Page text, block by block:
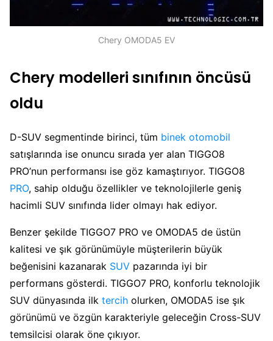
Chery OMODA5 EV
Chery modelleri sınıfının öncüsü
oldu
D-SUV segmentinde birinci, tüm binek otomobil
satışlarında ise onuncu sırada yer alan TIGGO8
PRO’nun performansı ise göz kamaştırıyor. TIGGO8
PRO, sahip olduğu özellikler ve teknolojilerle geniş
hacimli SUV sınıfında lider olmayı hak ediyor.
Benzer şekilde TIGGO7 PRO ve OMODA5 de üstün
kalitesi ve şık görünümüyle müşterilerin büyük
beğenisini kazanarak SUV pazarında iyi bir
performans gösterdi. TIGGO7 PRO, konforlu teknolojik
SUV dünyasında ilk tercih olurken, OMODA5 ise şık
görünümü ve özgün karakteriyle geleceğin Cross-SUV
temsilcisi olarak öne çıkıyor.